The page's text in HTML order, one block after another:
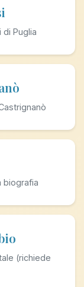
Puglia
biografia
(richiede